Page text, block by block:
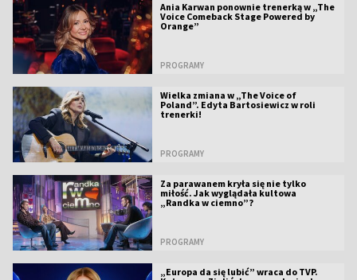
Ania Karwan ponownie trenerką w „The
Voice Comeback Stage Powered by
Orange”
PROGRAMY
Wielka zmiana w „The Voice of
Poland”. Edyta Bartosiewicz w roli
trenerki!
PROGRAMY
Za parawanem kryła się nie tylko
miłość. Jak wyglądała kultowa
„Randka w ciemno”?
PROGRAMY
„Europa da się lubić” wraca do TVP.